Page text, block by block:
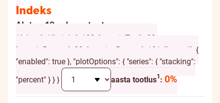
Indeks
Alates 18. eluaastast
{ "chart": { "height": 120, "marginTop": -20,
"marginBottom": 20, "spacingBottom": 10 }, "legend": {
"enabled": true }, "plotOptions": { "series": { "stacking":
"percent" } } }
aasta tootlus1
Täiendav selgitus
: 0%